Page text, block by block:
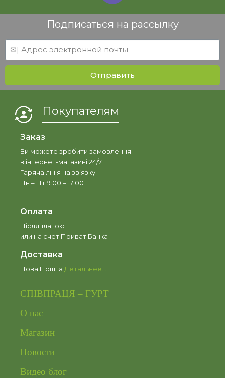
Подписаться на рассылку
Отправить
Покупателям
Заказ
Ви можете зробити замовлення
в інтернет-магазині 24/7
Гаряча лінія на зв’язку:
Пн – Пт 9:00 – 17:00
Оплата
Післяплатою
или на счет Приват Банка
Доставка
Нова Пошта Детальнее...
СПІВПРАЦЯ – ГУРТ
О нас
Магазин
Новости
Видео блог